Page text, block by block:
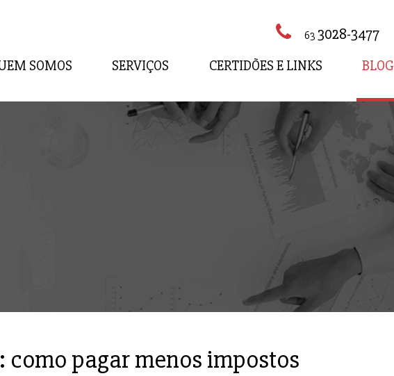
63 3028-3477
SOMOS SERVIÇOS CERTIDÕES E LINKS BLOG
pagar menos impostos